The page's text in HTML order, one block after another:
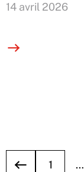
14 avril 2026
1 …